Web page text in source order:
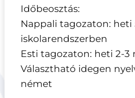
Időbeosztás:
Nappali tagozaton: heti
iskolarendszerben
Esti tagozaton: heti 2-3
Választható idegen
német